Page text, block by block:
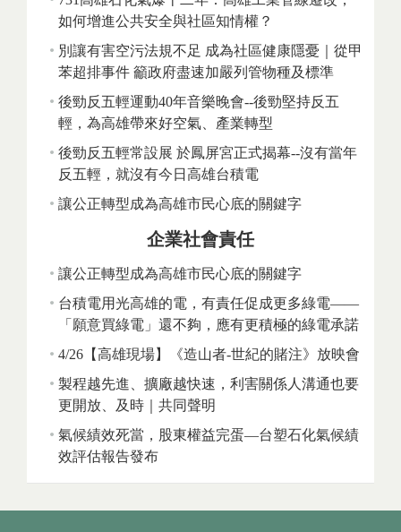
如何增進公共安全與社區知情權？
別讓有害空污法規不足 成為社區健康隱憂｜從甲
苯超排事件 籲政府盡速加嚴列管物種及標準
後勁反五輕運動40年音樂晚會--後勁堅持反五
輕，為高雄帶來好空氣、產業轉型
後勁反五輕常設展 於鳳屏宮正式揭幕--沒有當年
反五輕，就沒有今日高雄台積電
讓公正轉型成為高雄市民心底的關鍵字
企業社會責任
讓公正轉型成為高雄市民心底的關鍵字
台積電用光高雄的電，有責任促成更多綠電——
「願意買綠電」還不夠，應有更積極的綠電承諾
4/26【高雄現場】《造山者-世紀的賭注》放映會
製程越先進、擴廠越快速，利害關係人溝通也要
更開放、及時｜共同聲明
氣候績效死當，股東權益完蛋—台塑石化氣候績
效評估報告發布